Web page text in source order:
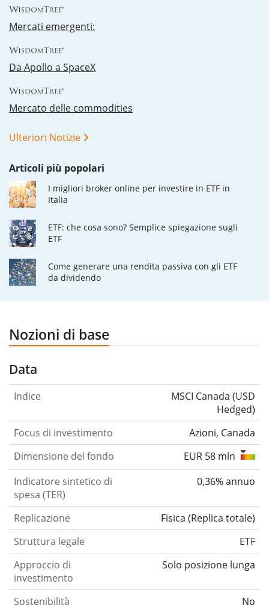
Mercati emergenti:
Da Apollo a SpaceX
Mercato delle commodities
Ulteriori Notizie
Articoli più popolari
I migliori broker online per investire in ETF in
Italia
ETF: che cosa sono? Semplice spiegazione sugli
ETF
Come generare una rendita passiva con gli ETF
da dividendo
Nozioni di base
Data
Indice
MSCI Canada (USD
Hedged)
Focus di investimento
Azioni, Canada
Dimensione del fondo
EUR 58 mln
Indicatore sintetico di
spesa (TER)
0,36% annuo
Replicazione Fisica (Replica totale)
Struttura legale
ETF
Approccio di
investimento
Solo posizione lunga
Sostenibilità
No